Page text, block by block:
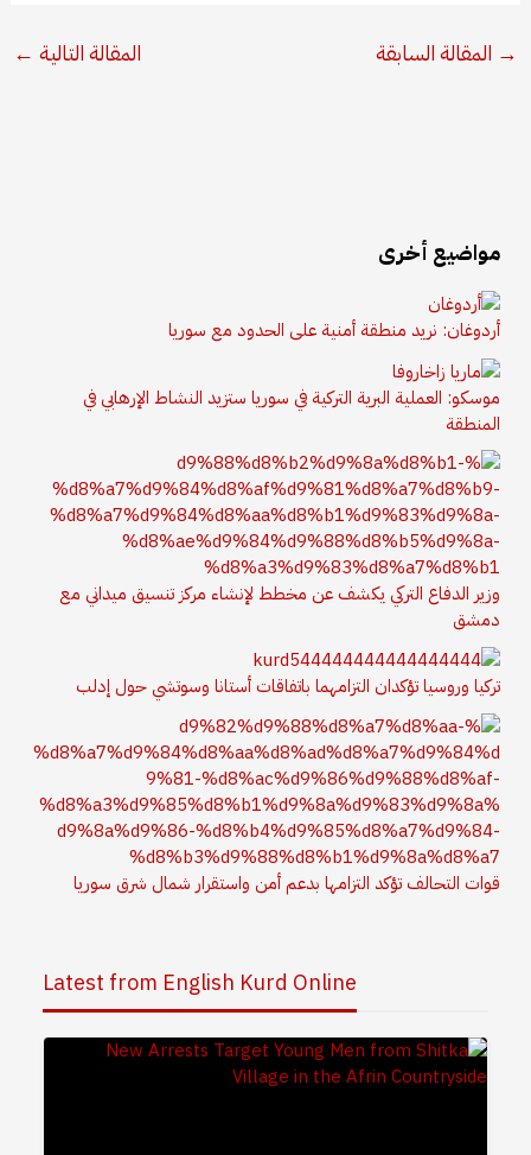
→ المقالة السابقة المقالة التالية ←
مواضيع أخرى
أردوغان: نريد منطقة أمنية على الحدود مع سوريا
موسكو: العملية البرية التركية في سوريا ستزيد النشاط الإرهابي في
المنطقة
وزير الدفاع التركي يكشف عن مخطط لإنشاء مركز تنسيق ميداني مع
دمشق
تركيا وروسيا تؤكدان التزامهما باتفاقات أستانا وسوتشي حول إدلب
قوات التحالف تؤكد التزامها بدعم أمن واستقرار شمال شرق سوريا
Latest from English Kurd Online